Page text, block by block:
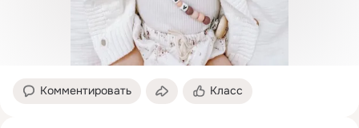
Комментировать Класс